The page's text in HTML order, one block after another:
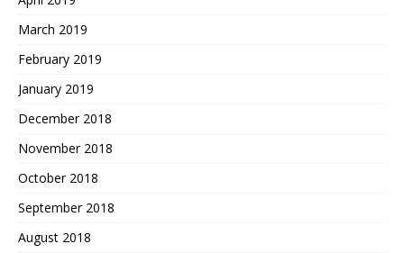
March 2019
February 2019
January 2019
December 2018
November 2018
October 2018
September 2018
August 2018